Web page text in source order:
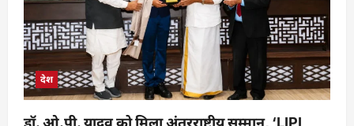
देश
डॉ. ओ.पी. यादव को मिला अंतरराष्ट्रीय सम्मान, ‘LIPI